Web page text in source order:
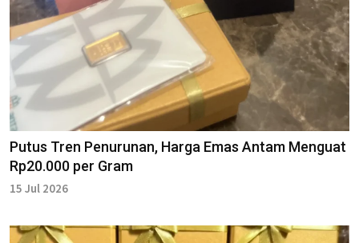
Putus Tren Penurunan, Harga Emas Antam Menguat
Rp20.000 per Gram
15 Jul 2026